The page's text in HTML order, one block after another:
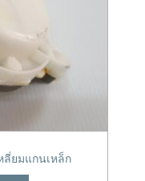
ลี่ยมแกนเหล็ก